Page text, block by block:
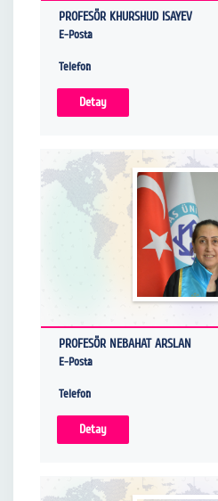
PROFESÖR KHURSHUD ISAYEV
E-Posta
Telefon
Detay
PROFESÖR NEBAHAT ARSLAN
E-Posta
Telefon
Detay